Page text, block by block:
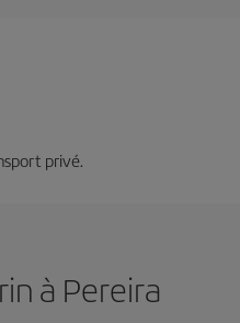
privé.
à Pereira